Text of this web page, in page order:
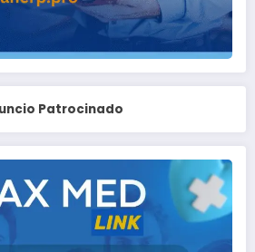
Patrocinado